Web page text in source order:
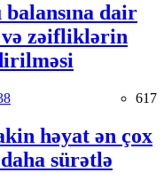
dair
zəifliklərin
617
həyat ən çox
sürətlə